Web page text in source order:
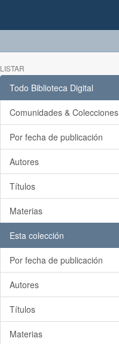
LISTAR
Todo Biblioteca Digital
Comunidades & Colecciones
Por fecha de publicación
Autores
Títulos
Materias
Esta colección
Por fecha de publicación
Autores
Títulos
Materias